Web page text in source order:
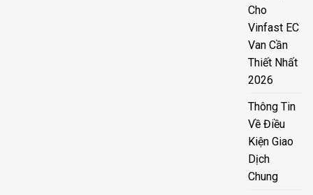
Cho
Vinfast EC
Van Cần
Thiết Nhất
2026
Thông Tin
Về Điều
Kiện Giao
Dịch
Chung